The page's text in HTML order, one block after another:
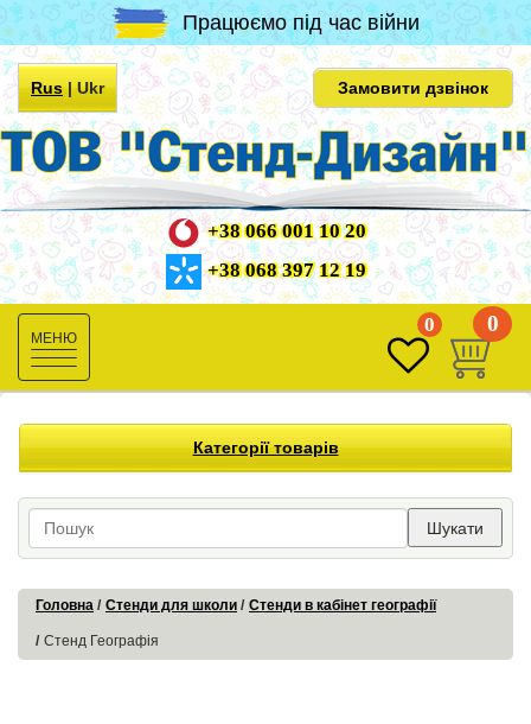
Працюємо під час війни
Rus|Ukr Замовити дзвінок
+38 066 001 10 20
+38 068 397 12 19
Toggle
navigation
0 0
Категорії товарів
Шукати
Головна Стенди для школи Стенди в кабінет географії
Стенд Географія